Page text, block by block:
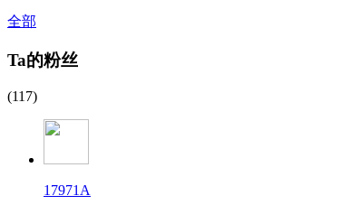
全部
Ta的粉丝
(117)
17971A